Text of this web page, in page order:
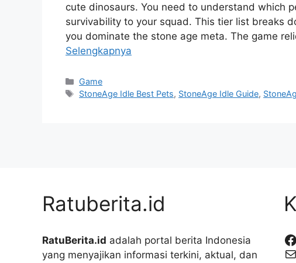
cute dinosaurs. You need to understand which
survivability to your squad. This tier list breaks
you dominate the stone age meta. The game
Selengkapnya
Kategori
Game
Tag
StoneAge Idle Best Pets, StoneAge Idle Guide,
Ratuberita.id
RatuBerita.id adalah portal berita Indonesia
yang menyajikan informasi terkini, aktual, dan